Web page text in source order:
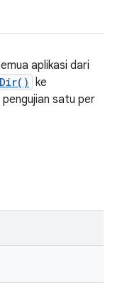
aplikasi dari
ke
satu per